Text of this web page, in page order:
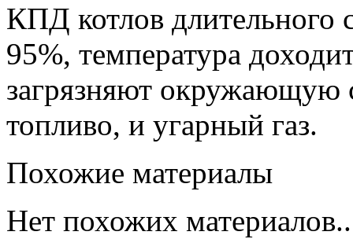
КПД котлов длительного
95%, температура
загрязняют окружающую
топливо, и угарный газ.
Похожие материалы
Нет похожих